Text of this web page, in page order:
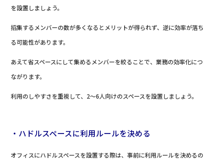
を設置しましょう。
招集するメンバーの数が多くなるとメリットが得られず、逆に効率が落ち
る可能性があります。
あえて省スペースにして集めるメンバーを絞ることで、業務の効率化につ
ながります。
利用のしやすさを重視して、2～6人向けのスペースを設置しましょう。
・ハドルスペースに利用ルールを決める
オフィスにハドルスペースを設置する際は、事前に利用ルールを決めるの